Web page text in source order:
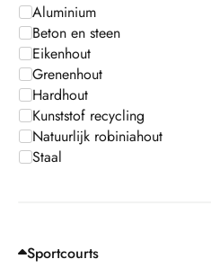
Aluminium
Beton en steen
Eikenhout
Grenenhout
Hardhout
Kunststof recycling
Natuurlijk robiniahout
Staal
Sportcourts